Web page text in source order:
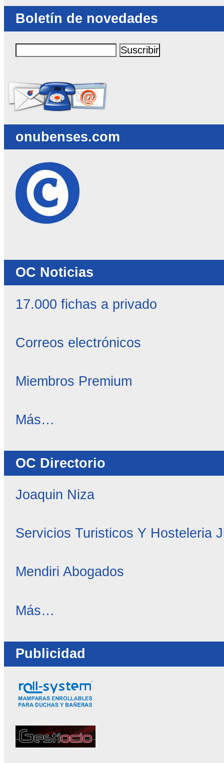
Boletín de novedades
onubenses.com
OC Noticias
17.000 fichas a privado
Correos electrónicos
Miembros Premium
OC
Más…
OC Directorio
Joaquin Niza
Servicios Turisticos Y Hosteleria
Mendiri Abogados
OC
Más…
Publicidad